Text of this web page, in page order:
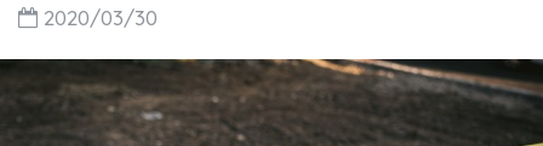
2020/03/30